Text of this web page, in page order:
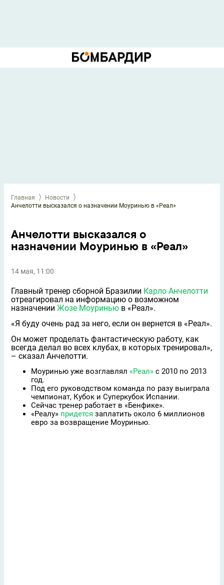
Главная
Новости
Анчелотти высказался о назначении Моуринью в «Реал»
Анчелотти высказался о
назначении Моуринью в «Реал»
14 мая, 11:00
Главный тренер сборной Бразилии Карло Анчелотти
отреагировал на информацию о возможном
назначении Жозе Моуринью в «Реал».
«Я буду очень рад за него, если он вернется в «Реал».
Он может проделать фантастическую работу, как
всегда делал во всех клубах, в которых тренировал»,
– сказал Анчелотти.
Моуринью уже возглавлял «Реал» с 2010 по 2013
год.
Под его руководством команда по разу выиграла
чемпионат, Кубок и Суперкубок Испании.
Сейчас тренер работает в «Бенфике».
«Реалу» придется заплатить около 6 миллионов
евро за возвращение Моуринью.